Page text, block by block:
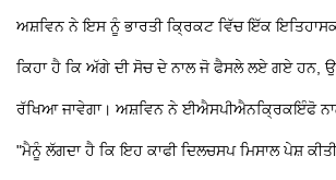
ਅਸ਼ਵਿਨ ਨੇ ਇਸ ਨੂੰ ਭਾਰਤੀ ਕ੍ਰਿਕਟ ਵਿੱਚ ਇੱਕ
ਕਿਹਾ ਹੈ ਕਿ ਅੱਗੇ ਦੀ ਸੋਚ ਦੇ ਨਾਲ ਜੋ ਫੈਸਲੇ ਲਏ ਗਏ ਹਨ,
ਰੱਖਿਆ ਜਾਵੇਗਾ। ਅਸ਼ਵਿਨ ਨੇ ਈਐਸਪੀਐਨਕ੍ਰਿਕਇੰਫੋ
"ਮੈਨੂੰ ਲੱਗਦਾ ਹੈ ਕਿ ਇਹ ਕਾਫੀ ਦਿਲਚਸਪ ਮਿਸਾਲ ਪੇਸ਼